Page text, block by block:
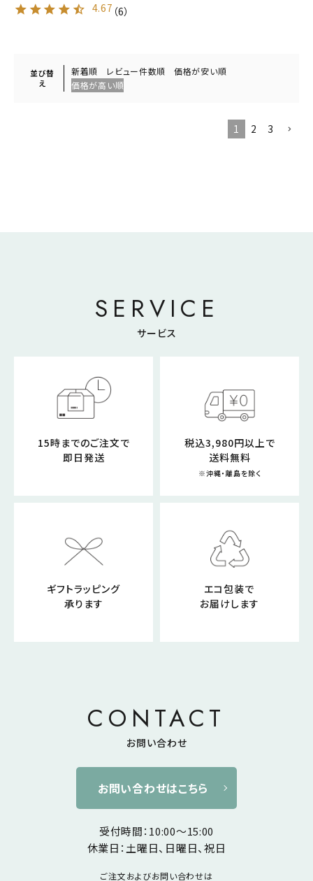
4.67 （6）
並び替
え
新着順 レビュー件数順
価格が安い順
価格が高い順
1 2 3
SERVICE
サービス
15時までのご注文で
即日発送
税込3,980円以上で
送料無料
※沖縄・離島を除く
ギフトラッピング
承ります
エコ包装で
お届けします
CONTACT
お問い合わせ
お問い合わせはこちら
受付時間：10:00～15:00
休業日：土曜日、日曜日、祝日
ご注文およびお問い合わせは